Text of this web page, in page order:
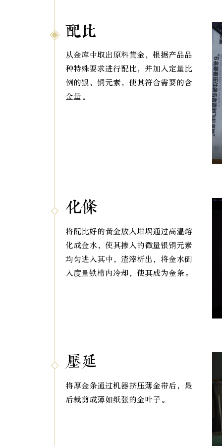
配比
从金库中取出原料黄金，根据产品品
种特殊要求进行配比，并加入定量比
例的银、铜元素，使其符合需要的含
金量。
化条
将配比好的黄金放入坩埚通过高温熔
化成金水，使其掺入的微量银铜元素
均匀进入其中，渣滓析出，将金水倒
入度量铁槽内冷却，使其成为金条。
压延
将厚金条通过机器挤压薄金带后，最
后裁剪成薄如纸张的金叶子。